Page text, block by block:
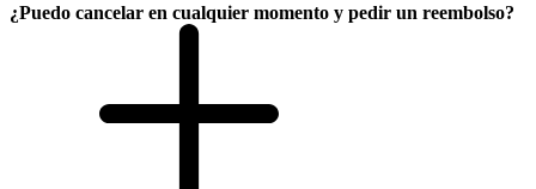
¿Puedo cancelar en cualquier momento y pedir un reembolso?